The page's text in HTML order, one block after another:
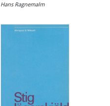
Hans Ragnemalm